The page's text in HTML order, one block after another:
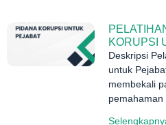
KORUPSI
Deskripsi
untuk
membekali